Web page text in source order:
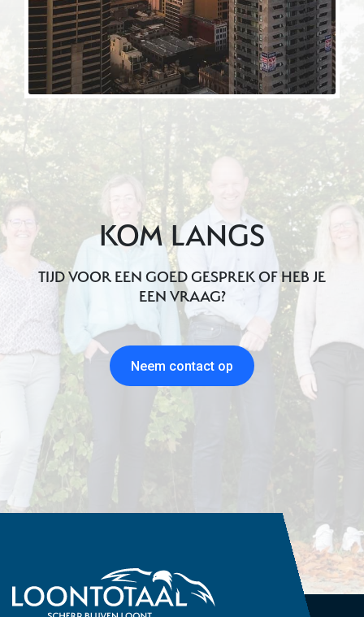
KOM LANGS
TIJD VOOR EEN GOED GESPREK OF HEB JE
EEN VRAAG?
Neem contact op